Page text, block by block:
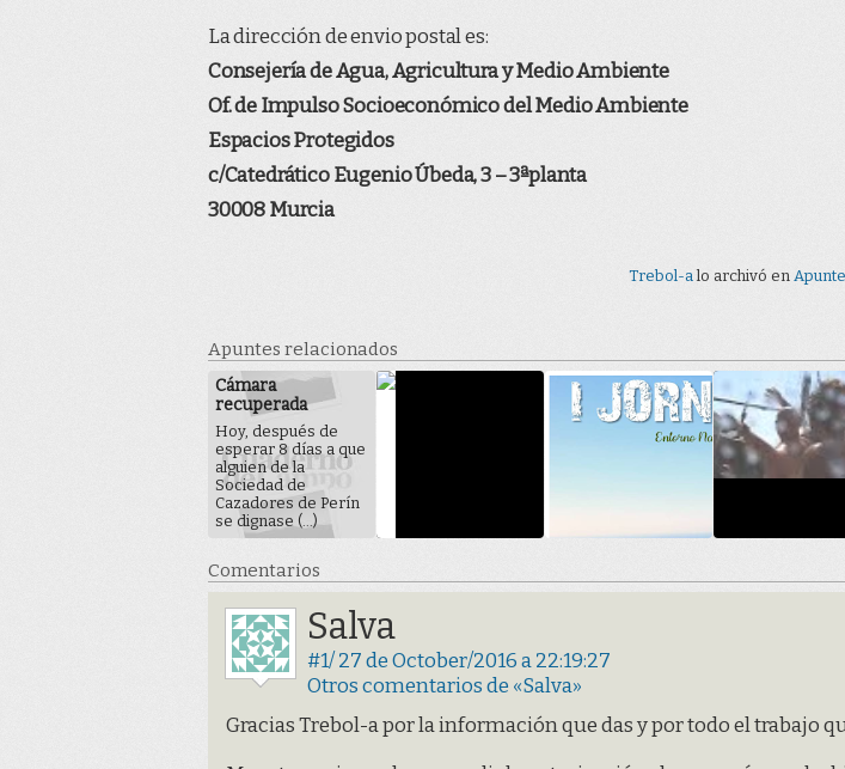
La dirección de envio postal es:
Consejería de Agua, Agricultura y Medio Ambiente
Of. de Impulso Socioeconómico del Medio Ambiente
Espacios Protegidos
c/Catedrático Eugenio Úbeda, 3 – 3ªplanta
30008 Murcia
Trebol-alo archivó en
Apuntes relacionados
Cámara
recuperada
Hoy, después de
esperar 8 días a que
alguien de la
Sociedad de
Cazadores de Perín
se dignase (...)
Comentarios
Salva
#1/ 27 de October/2016 a 22:19:27
Otros comentarios de «Salva»
Gracias Trebol-a por la información que das y por todo el trabajo